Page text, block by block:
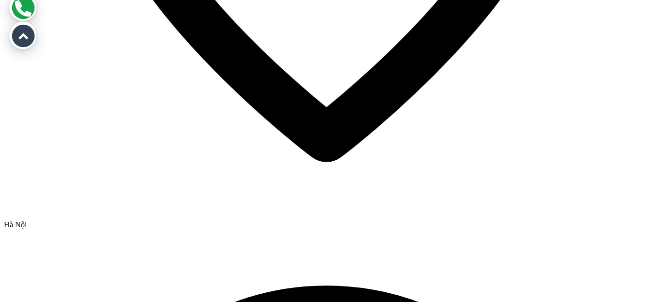
Hà Nội